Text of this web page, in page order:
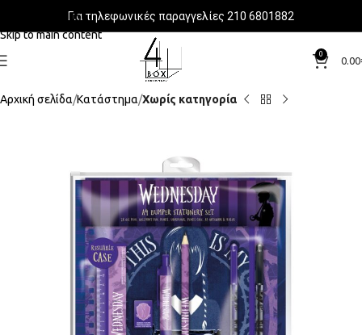
Skip to navigation
Skip to main content
Για τηλεφωνικές παραγγελίες 210 6801882
0
0.00
Αρχική σελίδα Κατάστημα Χωρίς κατηγορία